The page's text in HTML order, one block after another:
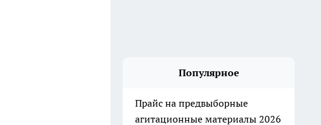
Популярное
Прайс на предвыборные
агитационные материалы 2026